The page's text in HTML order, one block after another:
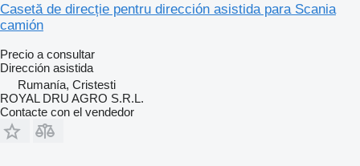
Casetă de direcție pentru dirección asistida para Scania
camión
Precio a consultar
Dirección asistida
Rumanía, Cristesti
ROYAL DRU AGRO S.R.L.
Contacte con el vendedor